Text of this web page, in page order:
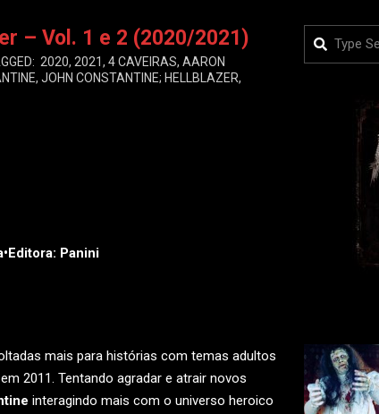
– Vol. 1 e 2 (2020/2021)
2020, 2021, 4 CAVEIRAS, AARON
, JOHN CONSTANTINE; HELLBLAZER,
Editora: Panini
mais para histórias com temas adultos
2011. Tentando agradar e atrair novos
interagindo mais com o universo heroico
Search